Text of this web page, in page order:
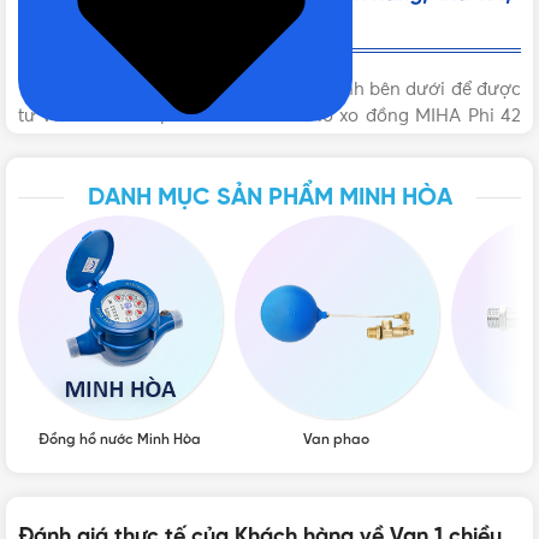
KÍCH THƯỚC
Vui lòng liên hệ Vật Tư 365 theo các kênh bên dưới để được
tư vấn mua sản phẩm Van 1 chiều lò xo đồng MIHA Phi 42
DANH MỤC SẢN PHẨM MINH HÒA
Đồng hồ nước Minh Hòa Van phao